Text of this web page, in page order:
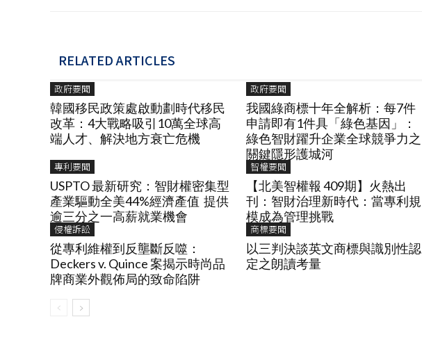
RELATED ARTICLES
政府要聞
韓國移民政策處啟動劃時代移民
改革：4大戰略吸引10萬全球高
端人才、解決地方衰亡危機
政府要聞
我國綠商標十年全解析：每7件
申請即有1件具「綠色基因」：
綠色智財躍升企業全球競爭力之
關鍵隱形護城河
專利要聞
USPTO 最新研究：智財權密集型
產業驅動全美44%經濟產值 提供
逾三分之一高薪就業機會
智權要聞
【北美智權報 409期】火熱出
刊：智財治理新時代：當專利規
模成為管理挑戰
侵權訴訟
從專利維權到反壟斷反噬：
Deckers v. Quince 案揭示時尚品
牌商業外觀佈局的致命陷阱
商標要聞
以三判決談英文商標與識別性認
定之朗讀考量